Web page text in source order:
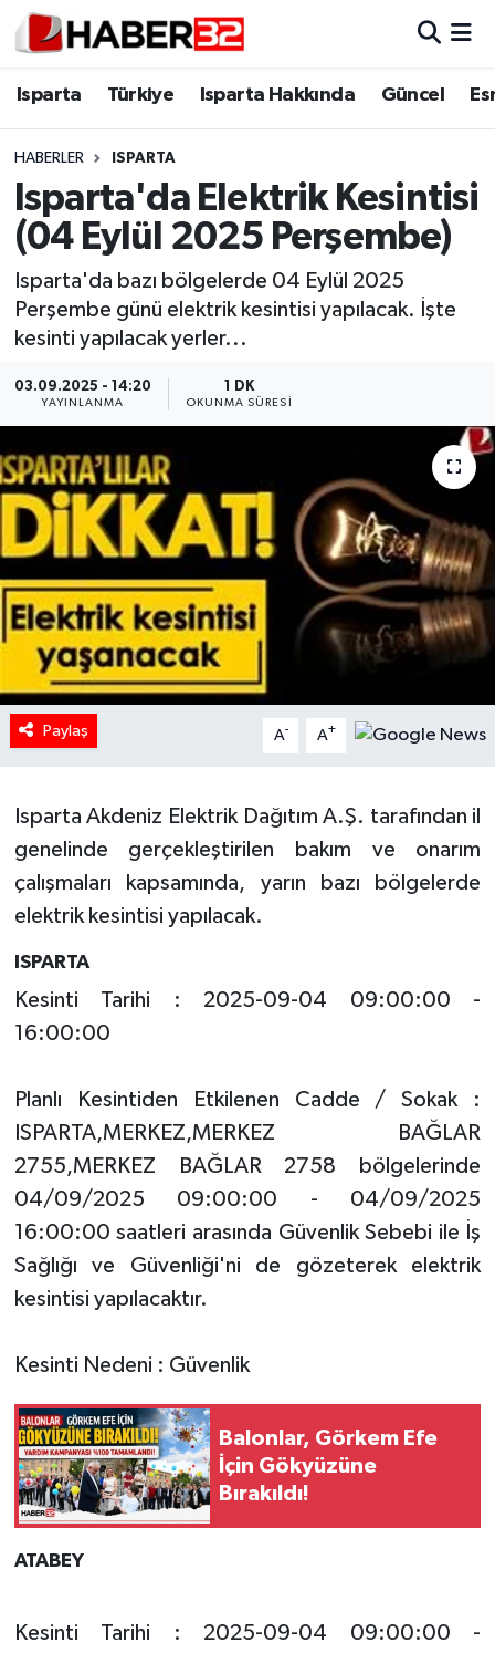
Isparta Türkiye Isparta Hakkında Güncel
HABERLER ISPARTA
Isparta'da Elektrik Kesintisi
(04 Eylül 2025 Perşembe)
Isparta'da bazı bölgelerde 04 Eylül 2025
Perşembe günü elektrik kesintisi yapılacak. İşte
kesinti yapılacak yerler...
03.09.2025 - 14:20
YAYINLANMA
1 DK
OKUNMA SÜRESI
Paylaş A- A+
Isparta Akdeniz Elektrik Dağıtım A.Ş. tarafından il
genelinde gerçekleştirilen bakım ve onarım
çalışmaları kapsamında, yarın bazı bölgelerde
elektrik kesintisi yapılacak.
ISPARTA
Kesinti Tarihi : 2025-09-04 09:00:00 -
16:00:00
Planlı Kesintiden Etkilenen Cadde / Sokak :
ISPARTA,MERKEZ,MERKEZ BAĞLAR
2755,MERKEZ BAĞLAR 2758 bölgelerinde
04/09/2025 09:00:00 - 04/09/2025
16:00:00 saatleri arasında Güvenlik Sebebi ile İş
Sağlığı ve Güvenliği'ni de gözeterek elektrik
kesintisi yapılacaktır.
Kesinti Nedeni : Güvenlik
Balonlar, Görkem Efe
İçin Gökyüzüne
Bırakıldı!
ATABEY
Kesinti Tarihi : 2025-09-04 09:00:00 -
Isparta
Esnaf Diyor ki;
ASAYİŞ
BİLİM VE TEKNOLOJİ
GENEL
Güncel
HABERDE İNSAN
İlginç
KÜLTÜR SANAT
MAGAZİN
POLİTİKA
RESMİ İLANLAR
Tarihi Yapılarımız
Teknoloji
Türkiye
Yerel
İletişim
Isparta Nöbetçi Eczaneler
Isparta Trafik Yoğunluk Haritası
Süper Lig Puan Durumu ve Fikstür
Tüm Manşetler
Haber Arşivi